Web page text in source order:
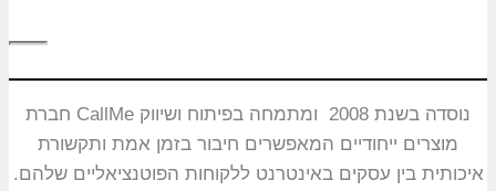
חברת CallMe נוסדה בשנת 2008 ומתמחה בפיתוח ושיווק
מוצרים ייחודיים המאפשרים חיבור בזמן אמת ותקשורת
איכותית בין עסקים באינטרנט ללקוחות הפוטנציאליים שלהם.